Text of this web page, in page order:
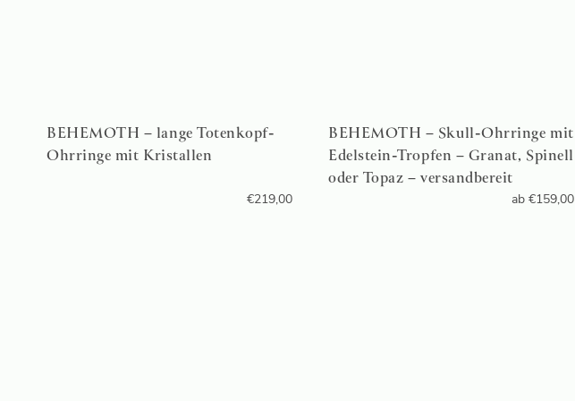
BEHEMOTH – lange Totenkopf-
Ohrringe mit Kristallen
€219,00
BEHEMOTH – Skull-Ohrringe mit
Edelstein-Tropfen – Granat, Spinell
oder Topaz – versandbereit
ab €159,00